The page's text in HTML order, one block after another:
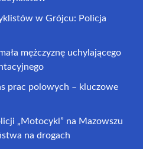
w Grójcu: Policja
mężczyznę uchylającego
prac polowych – kluczowe
„Motocykl” na Mazowszu
na drogach